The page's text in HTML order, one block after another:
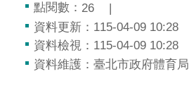
點閱數： 26
資料更新：115-04-09 10:28
資料檢視：115-04-09 10:28
資料維護：臺北市政府體育局